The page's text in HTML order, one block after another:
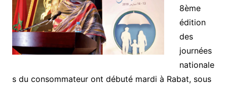
8ème
édition
des
journées
nationale
s du consommateur ont débuté mardi à Rabat, sous